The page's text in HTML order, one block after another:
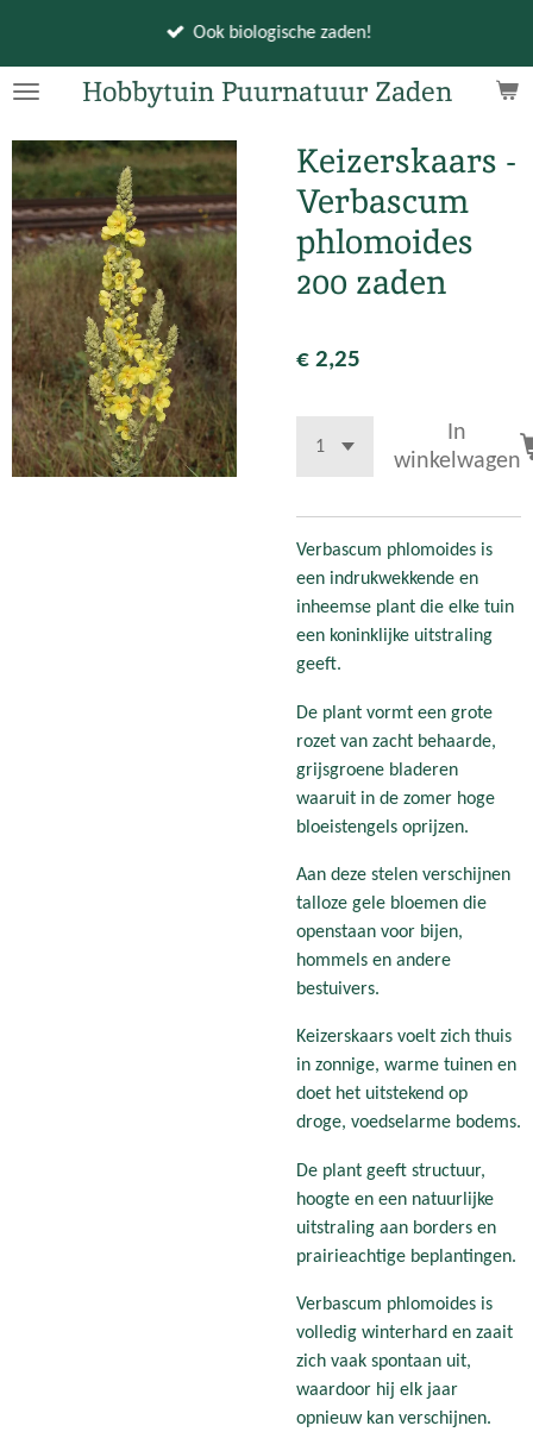
naar
hoofdinhoud
Hobbytuin Puurnatuur Zaden
Ook biologische zaden!
Keizerskaars -
Verbascum
phlomoides
200 zaden
€ 2,25
In
winkelwagen
Verbascum phlomoides is
een indrukwekkende en
inheemse plant die elke tuin
een koninklijke uitstraling
geeft.
De plant vormt een grote
rozet van zacht behaarde,
grijsgroene bladeren
waaruit in de zomer hoge
bloeistengels oprijzen.
Aan deze stelen verschijnen
talloze gele bloemen die
openstaan voor bijen,
hommels en andere
bestuivers.
Keizerskaars voelt zich thuis
in zonnige, warme tuinen en
doet het uitstekend op
droge, voedselarme bodems.
De plant geeft structuur,
hoogte en een natuurlijke
uitstraling aan borders en
prairieachtige beplantingen.
Verbascum phlomoides is
volledig winterhard en zaait
zich vaak spontaan uit,
waardoor hij elk jaar
opnieuw kan verschijnen.